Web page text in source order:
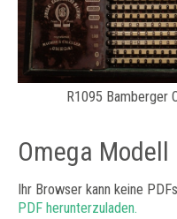
R1095 Bamberger
Omega
Ihr Browser kann keine
PDF herunterzuladen.